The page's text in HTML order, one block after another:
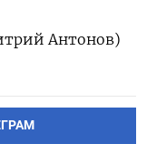
Антонов)